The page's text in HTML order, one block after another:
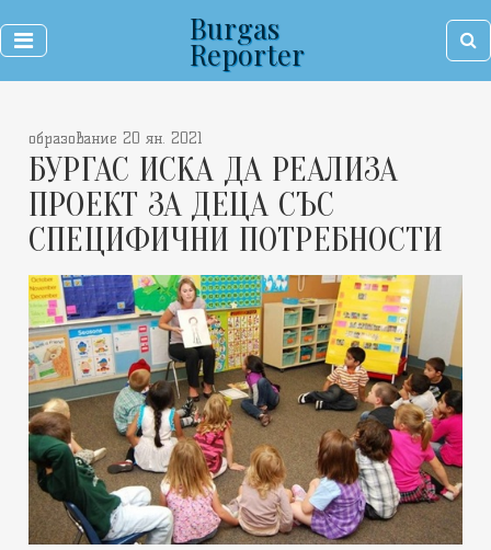
Burgas
Reporter
образование 20 ян. 2021
БУРГАС ИСКА ДА РЕАЛИЗА
ПРОЕКТ ЗА ДЕЦА СЪС
СПЕЦИФИЧНИ ПОТРЕБНОСТИ